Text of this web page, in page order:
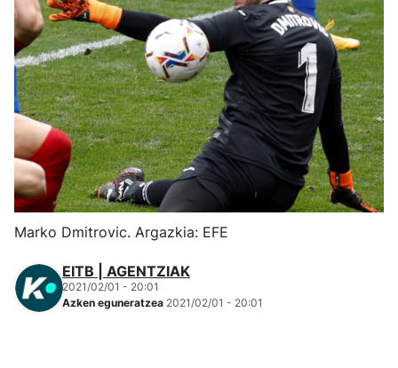
Herri-kirolak
Eskubaloia
Kirolak 360
Atletismoa
Mendi-lasterketak
Kirol gehiago
Marko Dmitrovic. Argazkia: EFE
EITB | AGENTZIAK
2021/02/01 - 20:01
Azken eguneratzea 2021/02/01 - 20:01